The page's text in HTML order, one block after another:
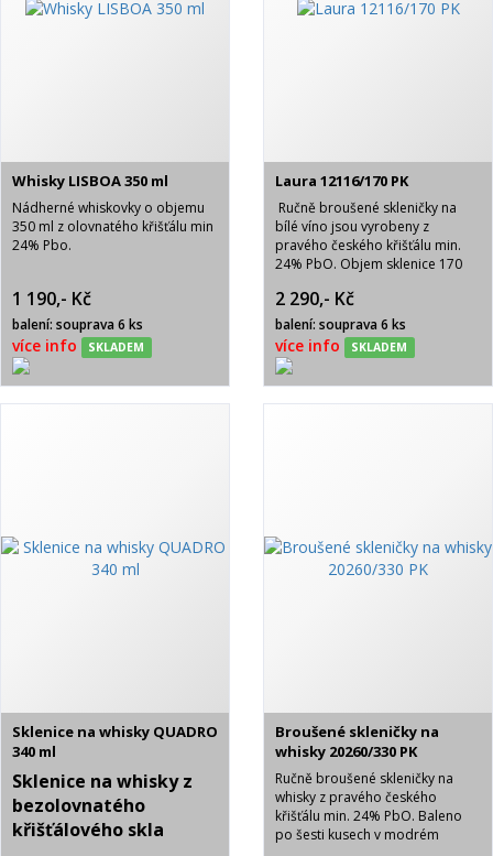
Whisky LISBOA 350 ml
Nádherné whiskovky o objemu
350 ml z olovnatého křišťálu min
24% Pbo.
1 190,- Kč
balení: souprava 6 ks
více info SKLADEM
Laura 12116/170 PK
Ručně broušené skleničky na
bílé víno jsou vyrobeny z
pravého českého křišťálu min.
24% PbO. Objem sklenice 170
saténu s nápisem BOHEMIA
CRYSTAL. Brus PK- pětistovka.
Balení obsahuje 6 ks.
2 290,- Kč
balení: souprava 6 ks
více info SKLADEM
Sklenice na whisky QUADRO
340 ml
Sklenice na whisky z
bezolovnatého
křišťálového skla
Broušené skleničky na
whisky 20260/330 PK
Ručně broušené skleničky na
whisky z pravého českého
křišťálu min. 24% PbO. Baleno
po šesti kusech v modrém